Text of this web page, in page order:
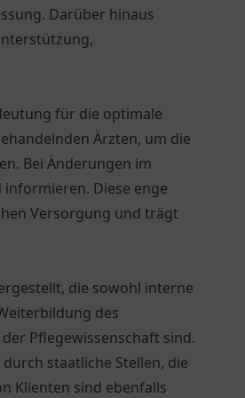
Darüber hinaus
für die optimale
Ärzten, um die
Bei Änderungen im
Diese enge
Versorgung und trägt
die sowohl interne
des
Pflegewissenschaft sind.
staatliche Stellen, die
Klienten sind ebenfalls